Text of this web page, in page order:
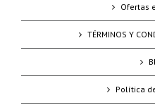
Ofertas
TÉRMINOS Y
Política